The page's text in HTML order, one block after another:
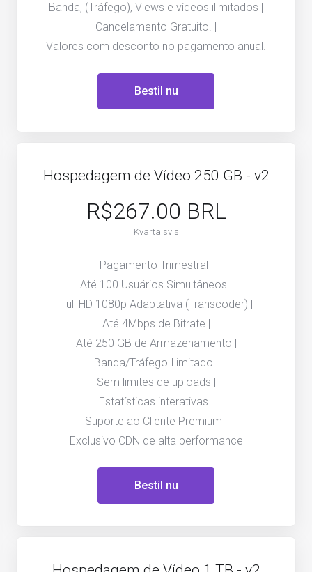
Banda, (Tráfego), Views e vídeos ilimitados |
Cancelamento Gratuito. |
Valores com desconto no pagamento anual.
Bestil nu
Hospedagem de Vídeo 250 GB - v2
R$267.00 BRL
Kvartalsvis
Pagamento Trimestral |
Até 100 Usuários Simultâneos |
Full HD 1080p Adaptativa (Transcoder) |
Até 4Mbps de Bitrate |
Até 250 GB de Armazenamento |
Banda/Tráfego Ilimitado |
Sem limites de uploads |
Estatísticas interativas |
Suporte ao Cliente Premium |
Exclusivo CDN de alta performance
Bestil nu